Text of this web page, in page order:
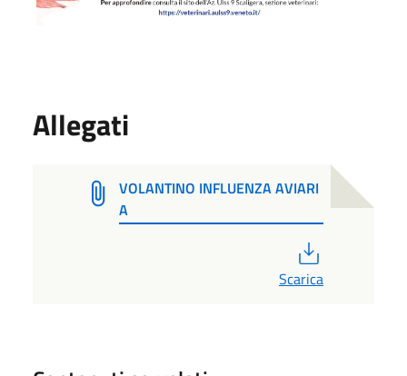
Allegati
VOLANTINO INFLUENZA AVIARI
A
Scarica